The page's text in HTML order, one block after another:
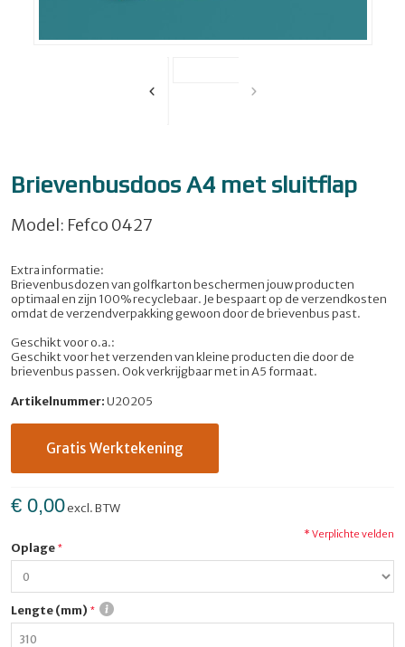
Brievenbusdoos A4 met sluitflap
Model: Fefco 0427
Extra informatie:
Brievenbusdozen van golfkarton beschermen jouw producten
optimaal en zijn 100% recyclebaar. Je bespaart op de verzendkosten
omdat de verzendverpakking gewoon door de brievenbus past.
Geschikt voor o.a.:
Geschikt voor het verzenden van kleine producten die door de
brievenbus passen. Ook verkrijgbaar met in A5 formaat.
Artikelnummer:U20205
Gratis Werktekening
€ 0,00excl. BTW
Oplage
Lengte (mm)
* Verplichte velden